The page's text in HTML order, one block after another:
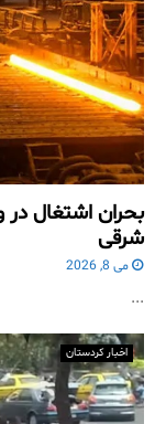
بحران اشتغال
شرقی
می 8, 2026
...
اخبار کردستان